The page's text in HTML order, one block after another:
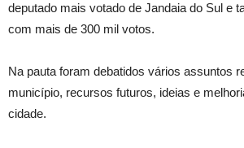
deputado mais votado de Jandaia do Sul e
com mais de 300 mil votos.
Na pauta foram debatidos vários assuntos
município, recursos futuros, ideias e
cidade.